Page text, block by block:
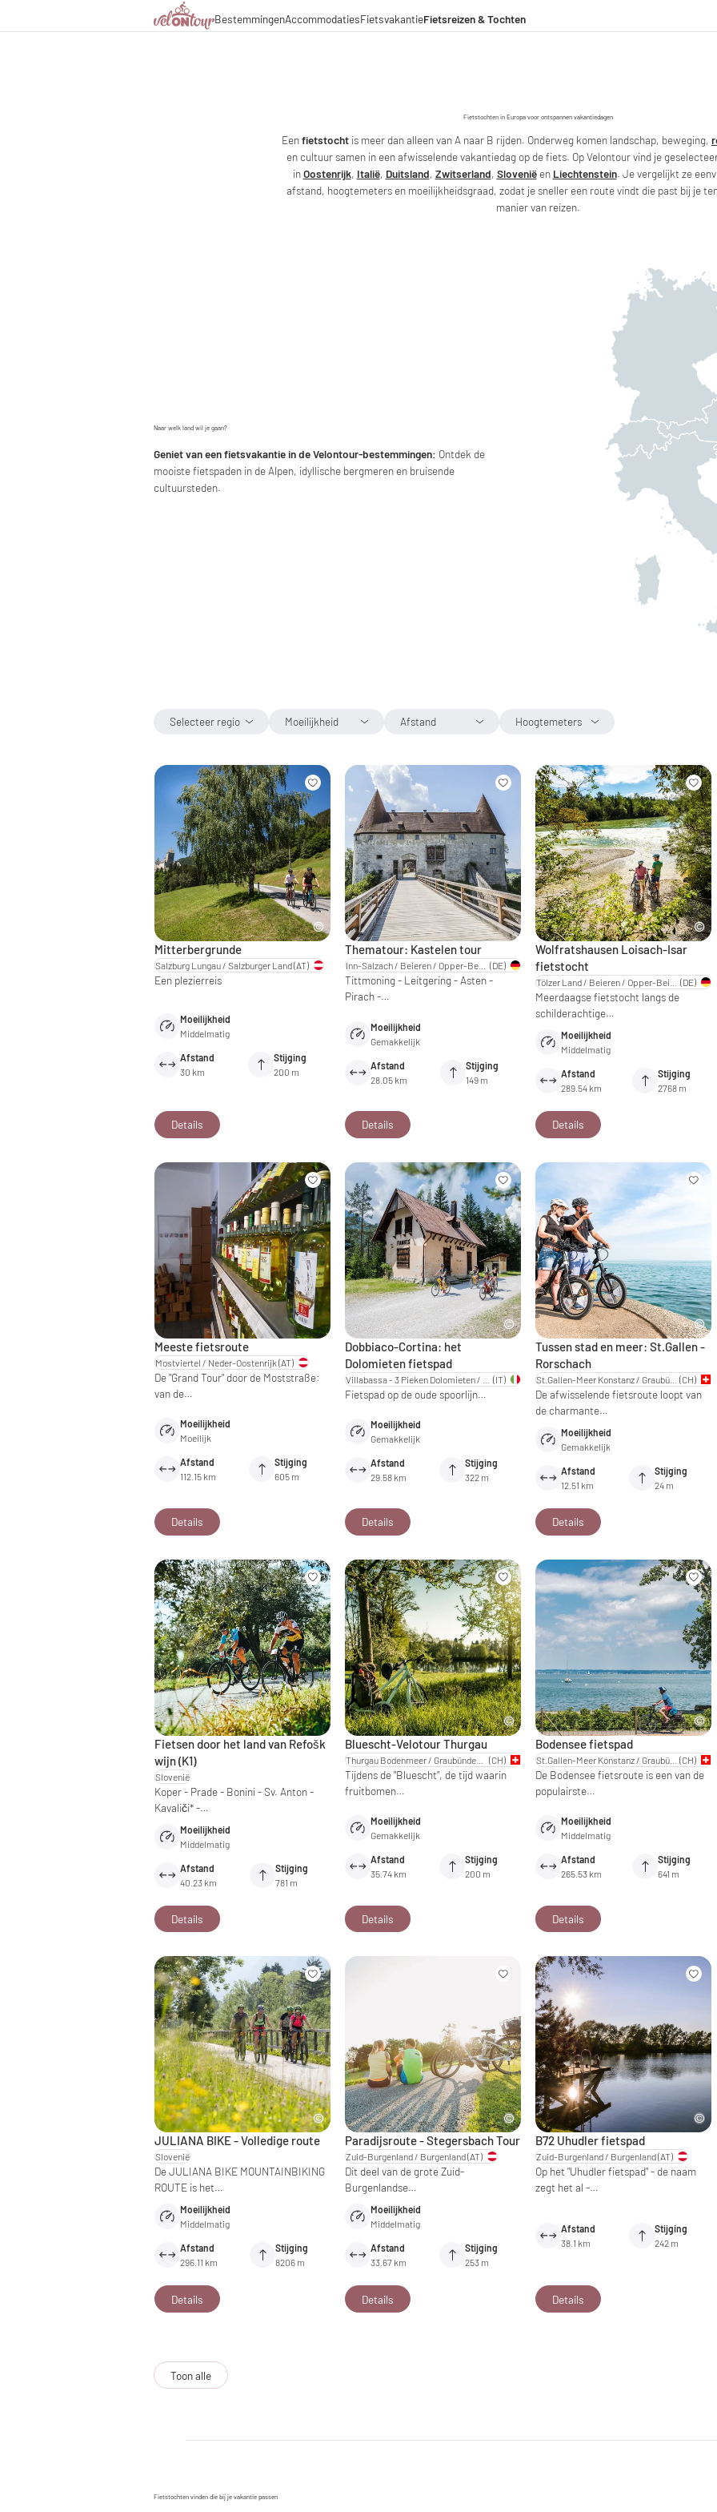
Bestemmingen
Italië
Accommodaties
Italië
Fietsvakantie
Culinaire hoogstandjes
Fietsreizen & Tochten
Fietsreizen
Fietstochten in Europa voor ontspannen vakantiedagen
Eenfietstocht is meer dan alleen van A naar B rijden. Onderweg komen landschap, beweging,
en cultuur samen in een afwisselende vakantiedag op de fiets. Op Velontour vind je
inOostenrijk, Italië, Duitsland, Zwitserland, Sloveniëen Liechtenstein. Je vergelijkt ze
afstand, hoogtemeters en moeilijkheidsgraad, zodat je sneller een route vindt die past bij je
manier van reizen.
Naar welk land wil je gaan?
Geniet van een fietsvakantie in de Velontour-bestemmingen: Ontdek de
mooiste fietspaden in de Alpen, idyllische bergmeren en bruisende
cultuursteden.
Selecteer regio Moeilijkheid Afstand Hoogtemeters
Mitterbergrunde
Salzburg Lungau / Salzburger Land(AT)
Een plezierreis
Moeilijkheid
Middelmatig
Afstand
30 km
Stijging
200 m
Details
Thematour: Kastelen tour
(DE)
Tittmoning - Leitgering - Asten -
Pirach -…
Moeilijkheid
Gemakkelijk
Afstand
28.05 km
Stijging
149 m
Details
Wolfratshausen Loisach-Isar
fietstocht
(DE)
Meerdaagse fietstocht langs de
schilderachtige…
Moeilijkheid
Middelmatig
Afstand
289.54 km
Stijging
2768 m
Details
Meeste fietsroute
Mostviertel / Neder-Oostenrijk (AT)
De "Grand Tour" door de Moststraße:
van de…
Moeilijkheid
Moeilijk
Afstand
112.15 km
Stijging
605 m
Details
Dobbiaco-Cortina: het
Dolomieten fietspad
(IT)
Fietspad op de oude spoorlijn…
Moeilijkheid
Gemakkelijk
Afstand
29.58 km
Stijging
322 m
Details
Tussen stad en meer: St.Gallen -
Rorschach
(CH)
De afwisselende fietsroute loopt van
de charmante…
Moeilijkheid
Gemakkelijk
Afstand
12.51 km
Stijging
24 m
Details
Fietsen door het land van Refošk
wijn (K1)
Slovenië
Koper - Prade - Bonini - Sv. Anton -
Kavaliči* -…
Moeilijkheid
Middelmatig
Afstand
40.23 km
Stijging
781 m
Details
Bluescht-Velotour Thurgau
(CH)
Tijdens de "Bluescht", de tijd waarin
fruitbomen…
Moeilijkheid
Gemakkelijk
Afstand
35.74 km
Stijging
200 m
Details
Bodensee fietspad
(CH)
De Bodensee fietsroute is een van de
populairste…
Moeilijkheid
Middelmatig
Afstand
265.53 km
Stijging
641 m
Details
JULIANA BIKE - Volledige route
Slovenië
De JULIANA BIKE MOUNTAINBIKING
ROUTE is het…
Moeilijkheid
Middelmatig
Afstand
296.11 km
Stijging
8206 m
Details
Paradijsroute - Stegersbach Tour
Zuid-Burgenland / Burgenland(AT)
Dit deel van de grote Zuid-
Burgenlandse…
Moeilijkheid
Middelmatig
Afstand
33.67 km
Stijging
253 m
Details
B72 Uhudler fietspad
Zuid-Burgenland / Burgenland(AT)
Op het "Uhudler fietspad" - de naam
zegt het al -…
Afstand
38.1 km
Stijging
242 m
Details
Toon alle
Fietstochten vinden die bij je vakantie passen